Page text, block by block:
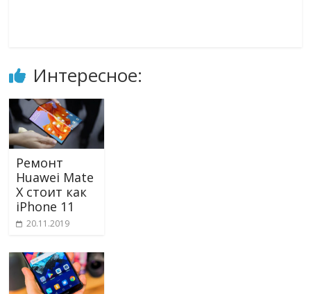
Интересное:
Ремонт
Huawei Mate
X стоит как
iPhone 11
20.11.2019